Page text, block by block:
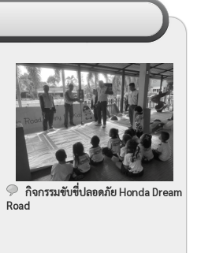
กิจกรรมขับขี่ปลอดภัย Honda Dream
Road